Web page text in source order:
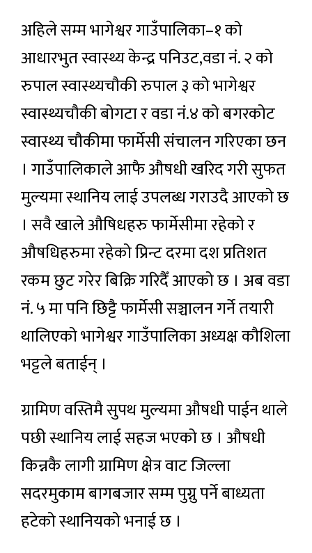
अहिले सम्म भागेश्वर गाउँपालिका–१ को
आधारभुत स्वास्थ्य केन्द्र पनिउट,वडा नं. २ को
रुपाल स्वास्थ्यचौकी रुपाल ३ को भागेश्वर
स्वास्थ्यचौकी बोगटा र वडा नं.४ को बगरकोट
स्वास्थ्य चौकीमा फार्मेसी संचालन गरिएका छन
। गाउँपालिकाले आफै औषधी खरिद गरी सुफत
मुल्यमा स्थानिय लाई उपलब्ध गराउदै आएको छ
। सवै खाले औषिधहरु फार्मेसीमा रहेको र
औषधिहरुमा रहेको प्रिन्ट दरमा दश प्रतिशत
रकम छुट गरेर बिक्रि गरिदैँ आएको छ । अब वडा
नं. ५ मा पनि छिट्टै फार्मेसी सञ्चालन गर्ने तयारी
थालिएको भागेश्वर गाउँपालिका अध्यक्ष कौशिला
भट्टले बताईन् ।
ग्रामिण वस्तिमै सुपथ मुल्यमा औषधी पाईन थाले
पछी स्थानिय लाई सहज भएको छ । औषधी
किन्नकै लागी ग्रामिण क्षेत्र वाट जिल्ला
सदरमुकाम बागबजार सम्म पुग्नु पर्ने बाध्यता
हटेको स्थानियको भनाई छ ।